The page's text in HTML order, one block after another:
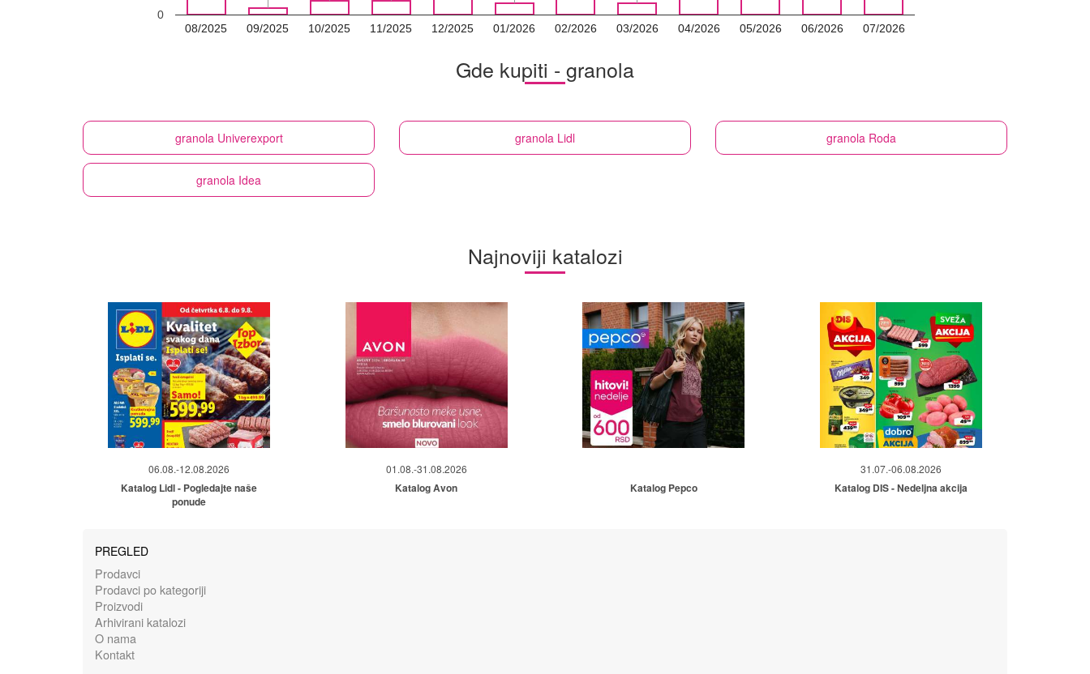
08/2025 09/2025 10/2025 11/2025 12/2025 01/2026 02/2026 03/2026 04/2026 05/2026 06/2026 07/2026
0
Gde kupiti - granola
granola Univerexport granola Lidl granola Roda
granola Idea
Najnoviji katalozi
06.08.-12.08.2026
Katalog Lidl - Pogledajte naše
ponude
01.08.-31.08.2026
Katalog Avon Katalog Pepco
31.07.-06.08.2026
Katalog DIS - Nedeljna akcija
PREGLED
Prodavci
Prodavci po kategoriji
Proizvodi
Arhivirani katalozi
O nama
Kontakt